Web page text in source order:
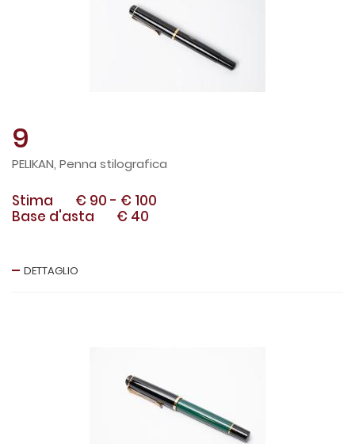
9
PELIKAN, Penna stilografica
Stima € 90 - € 100
Base d'asta
€ 40
DETTAGLIO